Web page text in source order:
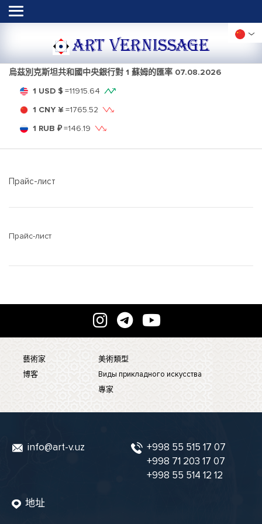
ART VERNISSAGE
烏茲別克斯坦共和國中央銀行對 1 蘇姆的匯率 07.08.2026
1 USD $ =11915.64
1 CNY ¥ =1765.52
1 RUB ₽=146.19
Прайс-лист
Прайс-лист
藝術家
博客
美術類型
Виды прикладного искусства
專家
info@art-v.uz
+998 55 515 17 07
+998 71 203 17 07
+998 55 514 12 12
地址